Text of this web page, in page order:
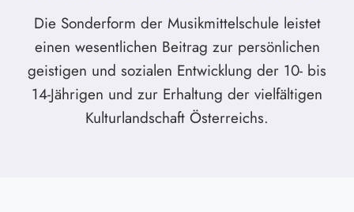
Die Sonderform der Musikmittelschule leistet
einen wesentlichen Beitrag zur persönlichen
geistigen und sozialen Entwicklung der 10- bis
14-Jährigen und zur Erhaltung der vielfältigen
Kulturlandschaft Österreichs.